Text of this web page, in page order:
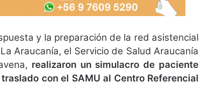
y la preparación de la red asistencial
Araucanía, el Servicio de Salud Araucanía
realizaron un simulacro de paciente
con el SAMU al Centro Referencial